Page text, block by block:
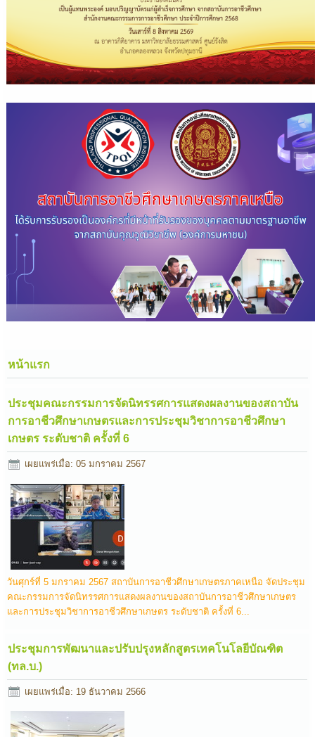
หน้าแรก
ประชุมคณะกรรมการจัดนิทรรศการแสดงผลงานของสถาบัน
การอาชีวศึกษาเกษตรและการประชุมวิชาการอาชีวศึกษา
เกษตร ระดับชาติ ครั้งที่ 6
เผยแพร่เมื่อ: 05 มกราคม 2567
วันศุกร์ที่ 5 มกราคม 2567 สถาบันการอาชีวศึกษาเกษตรภาคเหนือ จัดประชุม
คณะกรรมการจัดนิทรรศการแสดงผลงานของสถาบันการอาชีวศึกษาเกษตร
และการประชุมวิชาการอาชีวศึกษาเกษตร ระดับชาติ ครั้งที่ 6...
ประชุมการพัฒนาและปรับปรุงหลักสูตรเทคโนโลยีบัณฑิต
(ทล.บ.)
เผยแพร่เมื่อ: 19 ธันวาคม 2566